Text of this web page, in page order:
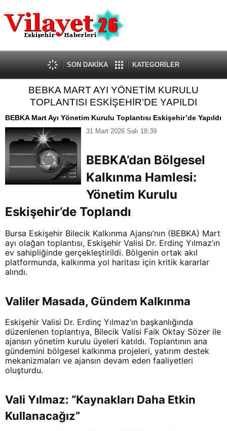
Güncel
Ekonomi
Politika
Eğitim
Spor
Kültür-Sanat
Röportaj
Tanıtım Yazısı
SON DAKİKA KATEGORİLER
BEBKA MART AYI YÖNETİM KURULU
TOPLANTISI ESKİŞEHİR’DE YAPILDI
BEBKA Mart Ayı Yönetim Kurulu Toplantısı Eskişehir’de Yapıldı
31 Mart 2026 Salı 18:39
BEBKA’dan Bölgesel
Kalkınma Hamlesi:
Yönetim Kurulu
Eskişehir’de Toplandı
Bursa Eskişehir Bilecik Kalkınma Ajansı’nın (BEBKA) Mart
ayı olağan toplantısı, Eskişehir Valisi Dr. Erdinç Yılmaz’ın
ev sahipliğinde gerçekleştirildi. Bölgenin ortak akıl
platformunda, kalkınma yol haritası için kritik kararlar
alındı.
Valiler Masada, Gündem Kalkınma
Eskişehir Valisi Dr. Erdinç Yılmaz’ın başkanlığında
düzenlenen toplantıya, Bilecik Valisi Faik Oktay Sözer ile
ajansın yönetim kurulu üyeleri katıldı. Toplantının ana
gündemini bölgesel kalkınma projeleri, yatırım destek
mekanizmaları ve ajansın devam eden faaliyetleri
oluşturdu.
Vali Yılmaz: “Kaynakları Daha Etkin
Kullanacağız”